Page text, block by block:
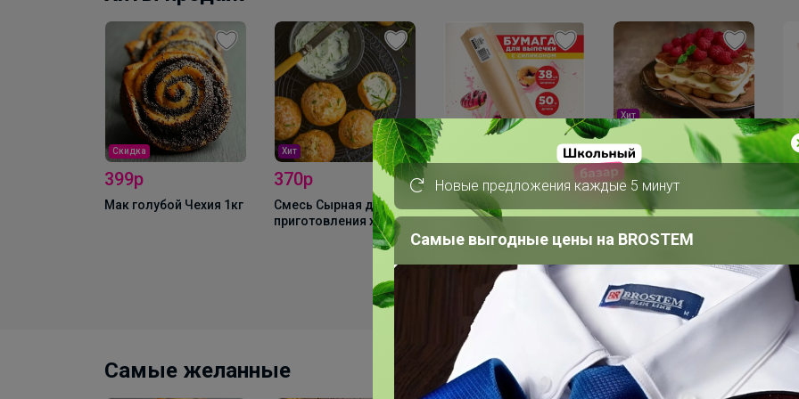
Скидка
399р
Мак голубой Чехия 1кг
Хит
370р
Смесь Сырная для
приготовления хлебо-
булочных изделий
(аналог Боу де Кежо),
338р
Бумага для выпекания
38*50м с 2сторонней
силиконизацией
белая, рул
Хит
375р
Бисквитные палочки
САВОЯРДИ 500гр
Самые желанные
Новые предложения каждые 5 минут
Самые выгодные цены на BROSTEM